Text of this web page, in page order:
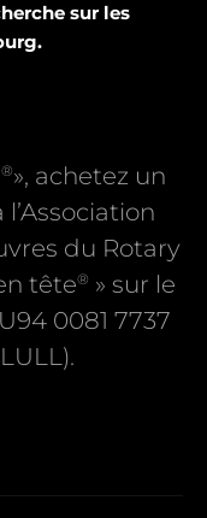
sur les
®», achetez un
du Rotary
tête® » sur le
0081 7737